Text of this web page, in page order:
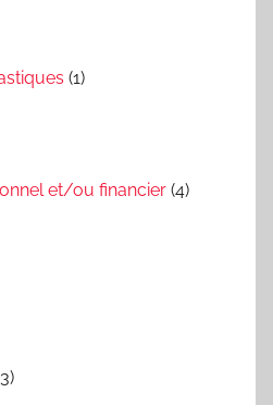
(1)
et/ou financier (4)